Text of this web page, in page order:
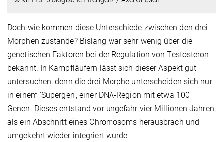
Doch wie kommen diese Unterschiede zwischen den drei
Morphen zustande? Bislang war sehr wenig über die
genetischen Faktoren bei der Regulation von Testosteron
bekannt. In Kampfläufern lässt sich dieser Aspekt gut
untersuchen, denn die drei Morphe unterscheiden sich nur
in einem 'Supergen', einer DNA-Region mit etwa 100
Genen. Dieses entstand vor ungefähr vier Millionen Jahren,
als ein Abschnitt eines Chromosoms herausbrach und
umgekehrt wieder integriert wurde.